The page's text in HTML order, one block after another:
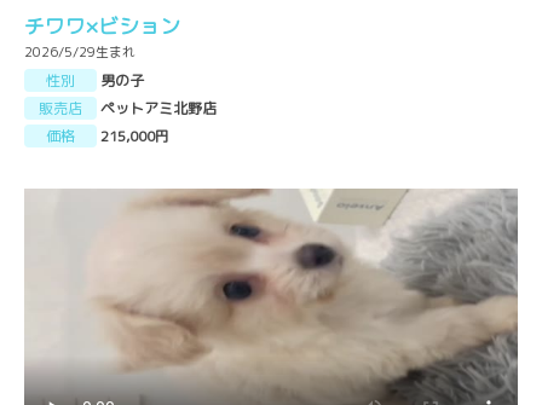
チワワ×ビション
2026/5/29生まれ
性別
男の子
販売店
ペットアミ北野店
価格
215,000円